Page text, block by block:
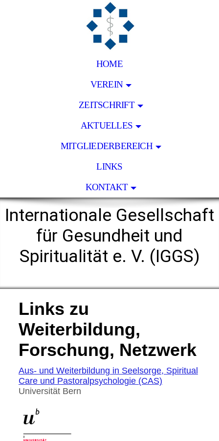
HOME
VEREIN
ZEITSCHRIFT
AKTUELLES
MITGLIEDERBEREICH
LINKS
KONTAKT
Internationale Gesellschaft
für Gesundheit und
Spiritualität e. V. (IGGS)
Links zu
Weiterbildung,
Forschung, Netzwerk
Aus- und Weiterbildung in Seelsorge, Spiritual
Care und Pastoralpsychologie (CAS)
Universität Bern